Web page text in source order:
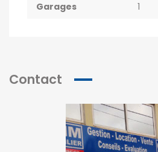
Garages 1
Contact